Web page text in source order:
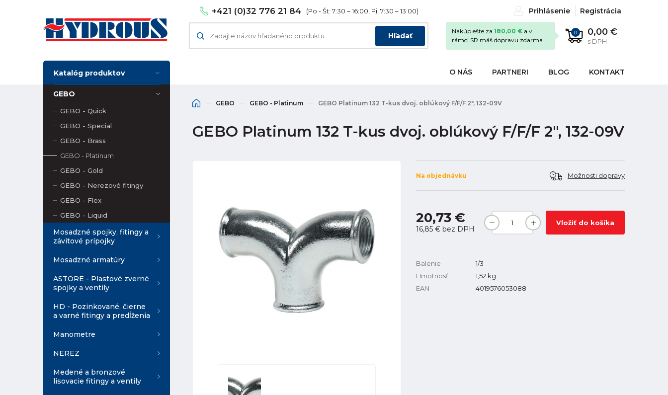
+421 (0)32 776 21 84 (Po - Št: 7:30 – 16:00, Pi: 7:30 – 13:00) Prihlásenie Registrácia
Hľadať 0 0,00 €
s DPH
Nakúp ešte za 180,00 € a v
rámci SR máš dopravu zdarma.
O NÁS PARTNERI BLOG KONTAKT
Katalóg produktov
GEBO
GEBO - Quick
GEBO - Special
GEBO - Brass
GEBO - Platinum
GEBO - Gold
GEBO - Nerezové fitingy
GEBO - Flex
GEBO - Liquid
Mosadzné spojky, fitingy a
závitové prípojky
Mosadzné armatúry
ASTORE - Plastové zverné
spojky a ventily
HD - Pozinkované, čierne
a varné fitingy a predĺženia
Manometre
NEREZ
Medené a bronzové
lisovacie fitingy a ventily
GEBO GEBO - Platinum GEBO Platinum 132 T-kus dvoj. oblúkový F/F/F 2", 132-09V
GEBO Platinum 132 T-kus dvoj. oblúkový F/F/F 2", 132-09V
Na objednávku Možnosti dopravy
20,73 €
16,85 € bez DPH
Vložiť do košíka
Balenie
1/3
Hmotnosť
1,52 kg
EAN
4019576053088